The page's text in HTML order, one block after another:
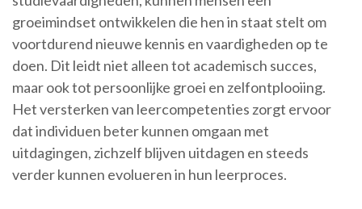
groeimindset ontwikkelen die hen in staat stelt om
voortdurend nieuwe kennis en vaardigheden op te
doen. Dit leidt niet alleen tot academisch succes,
maar ook tot persoonlijke groei en zelfontplooiing.
Het versterken van leercompetenties zorgt ervoor
dat individuen beter kunnen omgaan met
uitdagingen, zichzelf blijven uitdagen en steeds
verder kunnen evolueren in hun leerproces.